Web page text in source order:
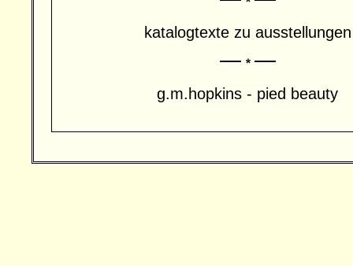
katalogtexte zu ausstellungen
g.m.hopkins - pied beauty